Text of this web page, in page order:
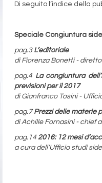
Di seguito l’indice della
Speciale Congiuntura
pag.3 L’editoriale
di Fiorenza Bonetti -
pag.4 La congiuntura
previsioni per il 2017
di Gianfranco Tosini -
pag.7Prezzi delle materie
di Achille Fornasini - chief
pag.14 2016: 12 mesi
a cura dell’Ufficio studi